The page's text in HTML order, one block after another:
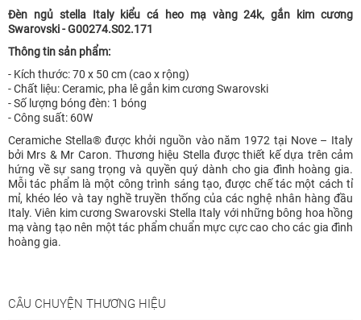
Đèn ngủ stella Italy kiểu cá heo mạ vàng 24k, gắn kim cương
Swarovski - G00274.S02.171
Thông tin sản phẩm:
- Kích thước: 70 x 50 cm (cao x rộng)
- Chất liệu: Ceramic, pha lê gắn kim cương Swarovski
- Số lượng bóng đèn: 1 bóng
- Công suất: 60W
Ceramiche Stella® được khởi nguồn vào năm 1972 tại Nove – Italy
bởi Mrs & Mr Caron. Thương hiệu Stella được thiết kế dựa trên cảm
hứng về sự sang trọng và quyền quý dành cho gia đình hoàng gia.
Mỗi tác phẩm là một công trình sáng tạo, được chế tác một cách tỉ
mỉ, khéo léo và tay nghề truyền thống của các nghệ nhân hàng đầu
Italy. Viên kim cương Swarovski Stella Italy với những bông hoa hồng
mạ vàng tạo nên một tác phẩm chuẩn mực cực cao cho các gia đình
hoàng gia.
CÂU CHUYỆN THƯƠNG HIỆU